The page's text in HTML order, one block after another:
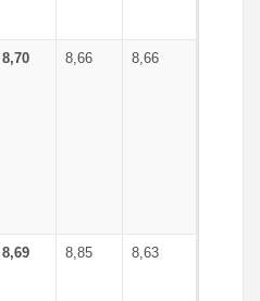
8,70 8,66 8,66
8,69 8,85 8,63